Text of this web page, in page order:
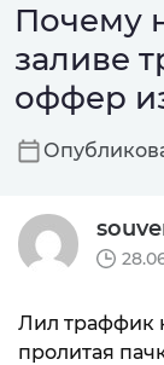
Почему
заливе
оффер
Лил траффик
пролитая